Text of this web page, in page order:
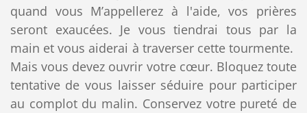
quand vous M’appellerez à l'aide, vos prières
seront exaucées. Je vous tiendrai tous par la
main et vous aiderai à traverser cette tourmente.
Mais vous devez ouvrir votre cœur. Bloquez toute
tentative de vous laisser séduire pour participer
au complot du malin. Conservez votre pureté de